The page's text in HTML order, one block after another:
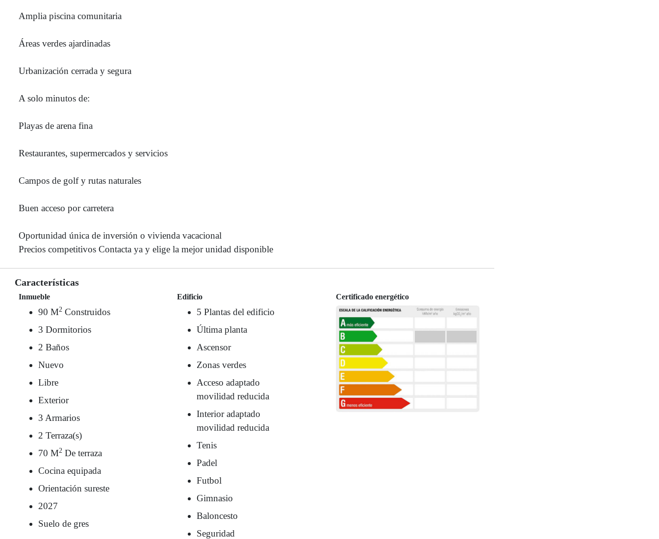
Amplia piscina comunitaria
Áreas verdes ajardinadas
Urbanización cerrada y segura
A solo minutos de:
Playas de arena fina
Restaurantes, supermercados y servicios
Campos de golf y rutas naturales
Buen acceso por carretera
Oportunidad única de inversión o vivienda vacacional
Precios competitivos Contacta ya y elige la mejor unidad disponible
Características
Inmueble
90 M2 Construidos
3 Dormitorios
2 Baños
Nuevo
Libre
Exterior
3 Armarios
2 Terraza(s)
70 M2 De terraza
Cocina equipada
Orientación sureste
2027
Suelo de gres
Edificio
5 Plantas del edificio
Última planta
Ascensor
Zonas verdes
Acceso adaptado
movilidad reducida
Interior adaptado
movilidad reducida
Tenis
Padel
Futbol
Gimnasio
Baloncesto
Seguridad
Certificado energético